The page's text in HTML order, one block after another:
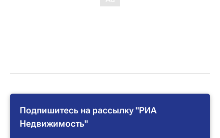
Подпишитесь на рассылку "РИА
Недвижимость"